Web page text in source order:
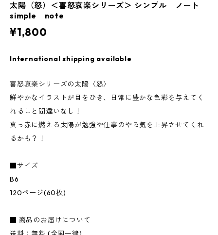
太陽（怒）＜喜怒哀楽シリーズ＞ シンプル ノート
simple note
¥1,800
International shipping available
喜怒哀楽シリーズの太陽〈怒〉
鮮やかなイラストが目をひき、日常に豊かな色彩を与えてく
れること間違いなし！
真っ赤に燃える太陽が勉強や仕事のやる気を上昇させてくれ
るかも？！
■サイズ
B6
120ページ(60枚)
■ 商品のお届けについて